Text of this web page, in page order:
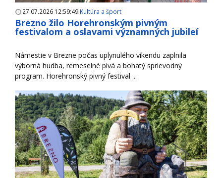
27.07.2026 12:59:49 Kultúra a šport
Brezno žilo Horehronským pivným
festivalom a oslavami významných jubileí
Námestie v Brezne počas uplynulého víkendu zaplnila
výborná hudba, remeselné pivá a bohatý sprievodný
program. Horehronský pivný festival ...